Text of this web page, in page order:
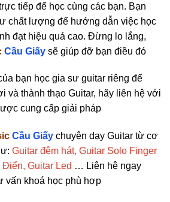
tiếp để học cùng các bạn. Bạn
chất lượng để hướng dẫn việc học
đạt hiệu quả cao. Đừng lo lắng,
Cầu Giấy sẽ giúp đỡ bạn điều đó
bạn học gia sư guitar riêng để
và thành thạo Guitar, hãy liên hệ với
cung cấp giải pháp
Cầu Giấy chuyên dạy Guitar từ cơ
Guitar đệm hát, Guitar Solo Finger
Guitar Led … Liên hệ ngay
vấn khoá học phù hợp